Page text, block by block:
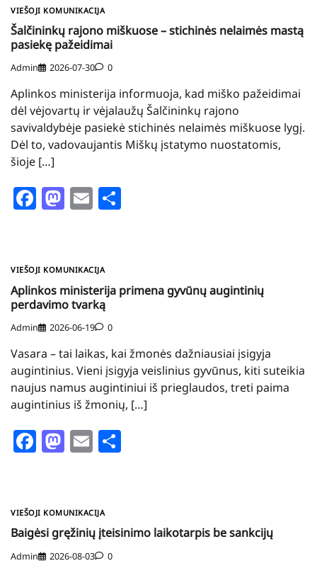
VIEŠOJI KOMUNIKACIJA
Šalčininkų rajono miškuose – stichinės nelaimės mastą
pasiekę pažeidimai
Admin 2026-07-30 0
Aplinkos ministerija informuoja, kad miško pažeidimai
dėl vėjovartų ir vėjalaužų Šalčininkų rajono
savivaldybėje pasiekė stichinės nelaimės miškuose lygį.
Dėl to, vadovaujantis Miškų įstatymo nuostatomis,
šioje […]
Facebook
Mastodon
Email
VIEŠOJI KOMUNIKACIJA
Aplinkos ministerija primena gyvūnų augintinių
perdavimo tvarką
Admin 2026-06-19 0
Vasara – tai laikas, kai žmonės dažniausiai įsigyja
augintinius. Vieni įsigyja veislinius gyvūnus, kiti suteikia
naujus namus augintiniui iš prieglaudos, treti paima
augintinius iš žmonių, […]
Facebook
Mastodon
Email
VIEŠOJI KOMUNIKACIJA
Baigėsi gręžinių įteisinimo laikotarpis be sankcijų
Admin 2026-08-03 0